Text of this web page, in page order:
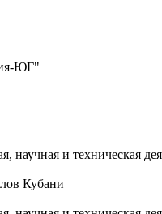
ЮГ"
научная и техническая
Кубани